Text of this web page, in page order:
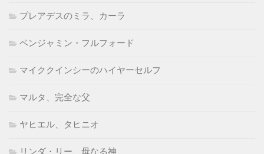
プレアデスのミラ、カーラ
ベンジャミン・フルフォード
マイククインシーのハイヤーセルフ
マルタ、完全な父
ヤヒエル、タヒニオ
リンダ・リー、母なる神